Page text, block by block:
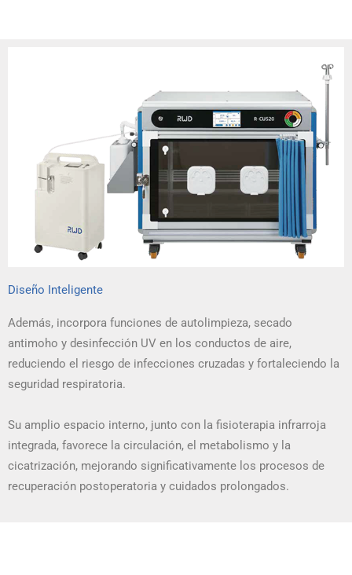
Diseño Inteligente
Además, incorpora funciones de autolimpieza, secado
antimoho y desinfección UV en los conductos de aire,
reduciendo el riesgo de infecciones cruzadas y fortaleciendo la
seguridad respiratoria.
Su amplio espacio interno, junto con la fisioterapia infrarroja
integrada, favorece la circulación, el metabolismo y la
cicatrización, mejorando significativamente los procesos de
recuperación postoperatoria y cuidados prolongados.